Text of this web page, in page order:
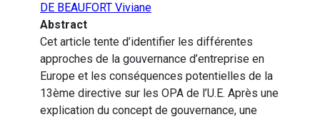
DE BEAUFORT Viviane
Abstract
Cet article tente d’identifier les différentes
approches de la gouvernance d’entreprise en
Europe et les conséquences potentielles de la
13ème directive sur les OPA de l’U.E. Après une
explication du concept de gouvernance, une